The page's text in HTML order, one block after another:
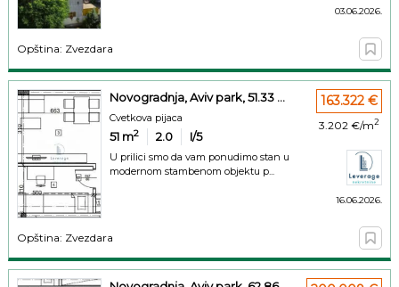
03.06.2026.
Opština: Zvezdara
Novogradnja, Aviv park, 51.33 ...
Cvetkova pijaca
51 m2 2.0 I/5
U prilici smo da vam ponudimo stan u
modernom stambenom objektu p...
163.322 €
3.202 €/m2
16.06.2026.
Opština: Zvezdara